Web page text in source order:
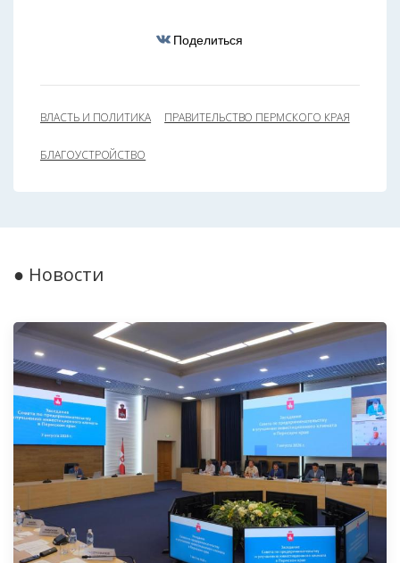
Поделиться
ВЛАСТЬ И ПОЛИТИКА ПРАВИТЕЛЬСТВО ПЕРМСКОГО КРАЯ
БЛАГОУСТРОЙСТВО
● Новости